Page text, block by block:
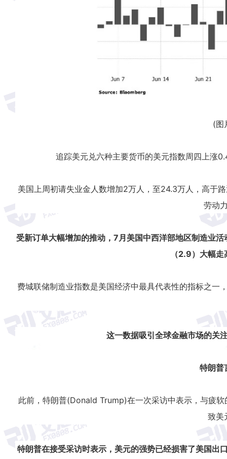
(图
追踪美元兑六种主要货币的美元指数周四上涨
美国上周初请失业金人数增加2万人，至24.3万人，高于
劳动
受新订单大幅增加的推动，7月美国中西洋部地区制造业
（2.9）大幅
费城联储制造业指数是美国经济中最具代表性的指标之一
这一数据吸引全球金融市场的关
特朗普
此前，特朗普(Donald Trump)在一次采访中表示，与疲
致美
特朗普在接受采访时表示，美元的强势已经损害了美国出